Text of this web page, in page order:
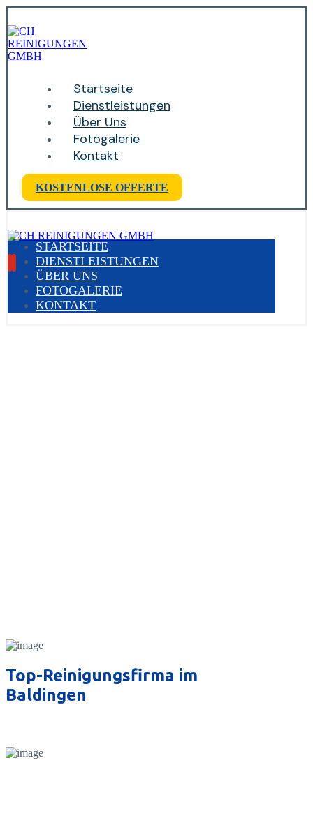
Startseite
Dienstleistungen
Über Uns
Fotogalerie
Kontakt
KOSTENLOSE OFFERTE
STARTSEITE
DIENSTLEISTUNGEN
ÜBER UNS
FOTOGALERIE
KONTAKT
Top-Reinigungsfirma im
Baldingen